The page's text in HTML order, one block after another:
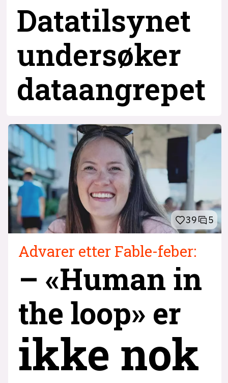
Datatilsynet
undersøker
dataangrepet
39 5
Advarer etter Fable-feber:
– «Human in
the loop» er
ikke nok